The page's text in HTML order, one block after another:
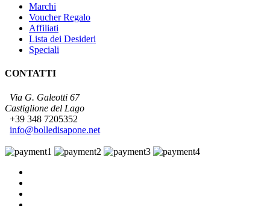
Marchi
Voucher Regalo
Affiliati
Lista dei Desideri
Speciali
CONTATTI
Via G. Galeotti 67
Castiglione del Lago
+39 348 7205352
info@bolledisapone.net